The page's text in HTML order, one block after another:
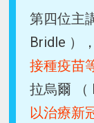
第四位主
Bridle ）
接種疫苗
拉烏爾 （
以治療新